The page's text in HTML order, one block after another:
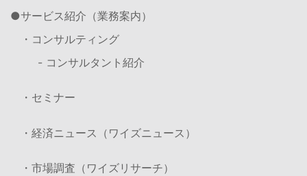
サービス紹介（業務案内）
・コンサルティング
- コンサルタント紹介
・セミナー
・経済ニュース（ワイズニュース）
・市場調査（ワイズリサーチ）